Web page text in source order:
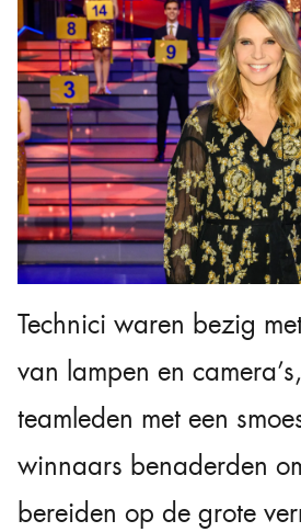
Technici waren bezig
van lampen en
teamleden met een
winnaars benaderden
bereiden op de grote